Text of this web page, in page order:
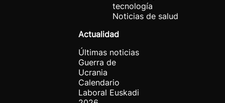
tecnología
Noticias de salud
Actualidad
Últimas noticias
Guerra de
Ucrania
Calendario
Laboral Euskadi